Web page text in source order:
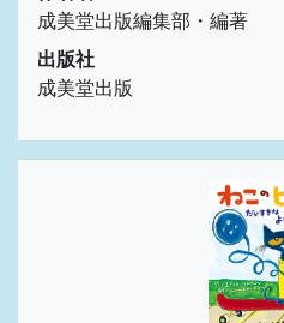
成美堂出版編集部・編著
出版社
成美堂出版